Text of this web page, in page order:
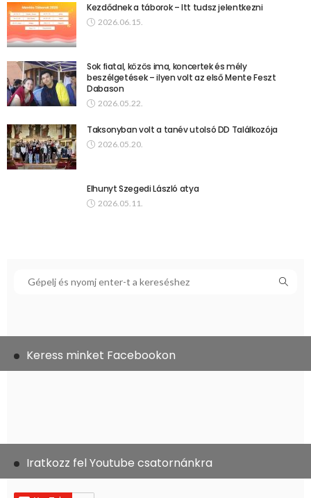
Kezdődnek a táborok – Itt tudsz jelentkezni
2026.06.15.
Sok fiatal, közös ima, koncertek és mély
beszélgetések – ilyen volt az első Mente Feszt
Dabason
2026.05.22.
Taksonyban volt a tanév utolsó DD Találkozója
2026.05.20.
Elhunyt Szegedi László atya
2026.05.11.
Keress minket Facebookon
Iratkozz fel Youtube csatornánkra